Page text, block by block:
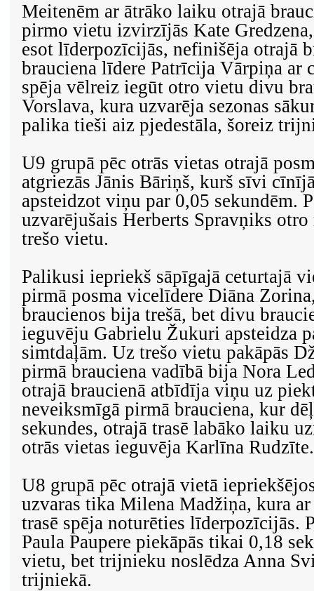
Meitenēm ar ātrāko laiku otrajā
pirmo vietu izvirzījās Kate
esot līderpozīcijās, nefinišēja otrajā
brauciena līdere Patrīcija Vārpiņa ar
spēja vēlreiz iegūt otro vietu divu
Vorslava, kura uzvarēja sezonas
palika tieši aiz pjedestāla, šoreiz
U9 grupā pēc otrās vietas otrajā
atgriezās Jānis Bāriņš, kurš sīvi
apsteidzot viņu par 0,05 sekundēm.
uzvarējušais Herberts Spravņiks
trešo vietu.
Palikusi iepriekš sāpīgajā ceturtajā
pirmā posma vicelīdere Diāna
braucienos bija trešā, bet divu
ieguvēju Gabrielu Žukuri apsteidza
simtdaļām. Uz trešo vietu pakāpās
pirmā brauciena vadībā bija Nora
otrajā braucienā atbīdīja viņu uz
neveiksmīgā pirmā brauciena, kur
sekundes, otrajā trasē labāko laiku
otrās vietas ieguvēja Karlīna Rudzīte.
U8 grupā pēc otrajā vietā
uzvaras tika Milena Madžiņa, kura
trasē spēja noturēties līderpozīcijās.
Paula Paupere piekāpās tikai 0,18
vietu, bet trijnieku noslēdza Anna
trijniekā.